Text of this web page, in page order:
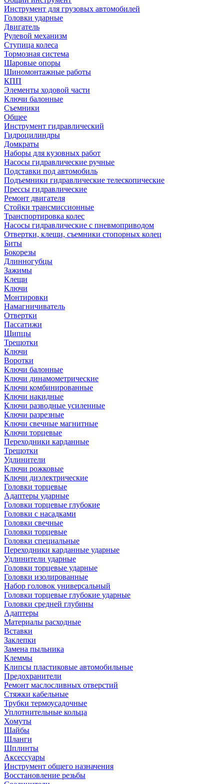
Инструмент для грузовых автомобилей
Головки ударные
Двигатель
Рулевой механизм
Ступица колеса
Тормозная система
Шаровые опоры
Шиномонтажные работы
КПП
Элементы ходовой части
Ключи балонные
Съемники
Общее
Инструмент гидравлический
Гидроцилиндры
Домкраты
Наборы для кузовных работ
Насосы гидравлические ручные
Подставки под автомобиль
Подъемники гидравлические телескопические
Прессы гидравлические
Ремонт двигателя
Стойки трансмиссионные
Транспортировка колес
Насосы гидравлические с пневмоприводом
Отвертки, клещи, съемники стопорных колец
Биты
Бокорезы
Длинногубцы
Зажимы
Клещи
Ключи
Монтировки
Намагничиватель
Отвертки
Пассатижи
Щипцы
Трещотки
Ключи
Воротки
Ключи балонные
Ключи динамометрические
Ключи комбинированные
Ключи накидные
Ключи разводные усиленные
Ключи разрезные
Ключи свечные магнитные
Ключи торцевые
Переходники карданные
Трещотки
Удлинители
Ключи рожковые
Ключи диэлектрические
Головки торцевые
Адаптеры ударные
Головки торцевые глубокие
Головки с насадками
Головки свечные
Головки торцевые
Головки специальные
Переходники карданные ударные
Удлинители ударные
Головки торцевые ударные
Головки изолированные
Набор головок универсальный
Головки торцевые глубокие ударные
Головки средней глубины
Адаптеры
Материалы расходные
Вставки
Заклепки
Замена пыльника
Клеммы
Клипсы пластиковые автомобильные
Предохранители
Ремонт маслосливных отверстий
Стяжки кабельные
Трубки термоусадочные
Уплотнительные кольца
Хомуты
Шайбы
Шланги
Шплинты
Аксессуары
Инструмент общего назначения
Восстановление резьбы